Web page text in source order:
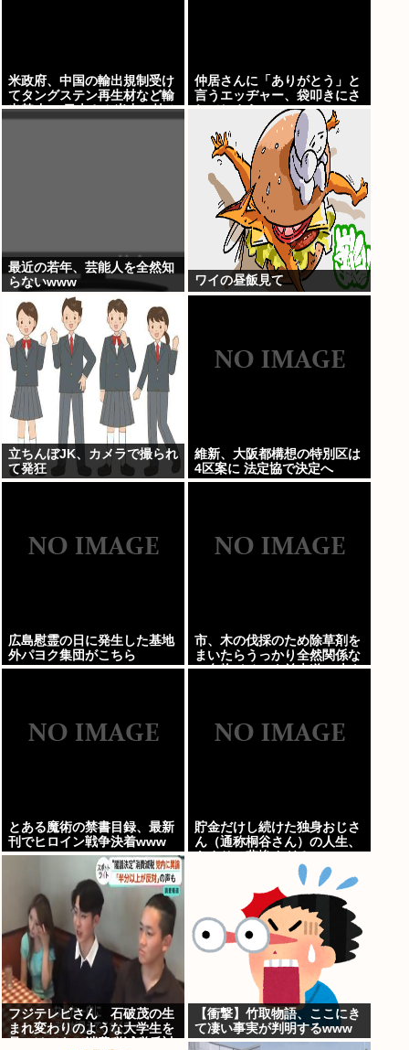
米政府、中国の輸出規制受け
てタングステン再生材など輸
出禁止へ 日本さん米中に挟み
仲居さんに「ありがとう」と
言うエッヂャー、袋叩きにさ
最近の若年、芸能人を全然知
らないwww
ワイの昼飯見て
立ちんぼJK、カメラで撮られ
て発狂
維新、大阪都構想の特別区は
4区案に 法定協で決定へ
広島慰霊の日に発生した基地
外パヨク集団がこちら
市、木の伐採のため除草剤を
まいたらうっかり全然関係な
い名物イチョウ並木道54本を
とある魔術の禁書目録、最新
刊でヒロイン戦争決着www
貯金だけし続けた独身おじさ
ん（通称桐谷さん）の人生、
フジテレビさん 石破茂の生
まれ変わりのような大学生を
【衝撃】竹取物語、ここにき
て凄い事実が判明するwww